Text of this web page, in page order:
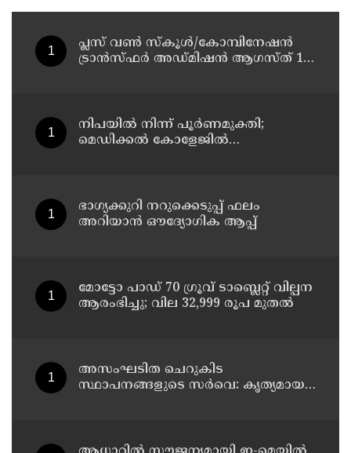
പ്ലസ് വൺ സ്‌കൂൾ/കോമ്പിനേഷൻ
ട്രാൻസ്ഫർ അഡ്മിഷൻ ആഗസ്ത് 10,
നിപയിൽ നിന്ന് പൂർണമുക്തി;
മെഡിക്കൽ കോളേജിൽ
ഭാഗ്യക്കുറി നറുക്കെടുപ്പ് ഫലം
അറിയാൻ ഔദ്യോഗിക ആപ്പ്
മോട്ടോ പാഡ് 70 ഗ്രൂവ് ടാബ്ലെറ്റ് വില്പന
ആരംഭിച്ചു; വില 32,999 രൂപ മുതൽ
അസംഘടിത ചെറുകിട
സ്ഥാപനങ്ങളുടെ സർവെ: കൃത്യമായ